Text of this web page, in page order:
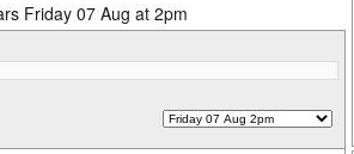
Friday 07 Aug at 2pm